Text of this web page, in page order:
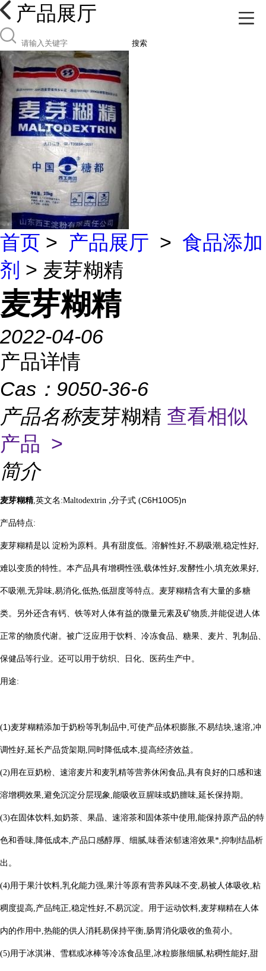
产品展厅
搜索
首页 > 产品展厅 > 食品添加
剂 > 麦芽糊精
麦芽糊精
2022-04-06
产品详情
Cas： 9050-36-6
产品名称麦芽糊精 查看相似
产品 >
简介
麦芽糊精,英文名:Maltodextrin ,分子式 (C6H10O5)n
产品特点:
麦芽糊精是以 淀粉为原料。具有甜度低。溶解性好,不易吸潮,稳定性好,
难以变质的特性。本产品具有增稠性强,载体性好,发酵性小,填充效果好,
不吸潮,无异味,易消化,低热,低甜度等特点。麦芽糊精含有大量的多糖
类。另外还含有钙、铁等对人体有益的微量元素及矿物质,并能促进人体
正常的物质代谢。被广泛应用于饮料、冷冻食品、糖果、麦片、乳制品、
保健品等行业。还可以用于纺织、日化、医药生产中。
用途:
(1 )麦芽糊精添加于奶粉等乳制品中,可使产品体积膨胀,不易结块,速溶,冲
调性好,延长产品货架期,同时降低成本,提高经济效益。
(2)用在豆奶粉、速溶麦片和麦乳精等营养休闲食品,具有良好的口感和速
溶增稠效果,避免沉淀分层现象,能吸收豆腥味或奶膻味,延长保持期。
(3)在固体饮料,如奶茶、果晶、速溶茶和固体茶中使用,能保持原产品的特
色和香味,降低成本,产品口感醇厚、细腻,味香浓郁速溶效果*,抑制结晶析
出。
(4)用于果汁饮料,乳化能力强,果汁等原有营养风味不变,易被人体吸收,粘
稠度提高,产品纯正,稳定性好,不易沉淀。用于运动饮料,麦芽糊精在人体
内的作用中,热能的供人消耗易保持平衡,肠胃消化吸收的鱼荷小。
(5)用于冰淇淋、雪糕或冰棒等冷冻食品里,冰粒膨胀细腻,粘稠性能好,甜